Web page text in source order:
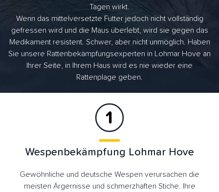
Tagen wirkt.
Wenn das mittelversetzte Futter jedoch nicht vollständig
gefressen wird und die Maus überlebt, wird sie gegen das
Medikament resistent. Schwer, aber nicht unmöglich. Haben
Sie unsere Rattenbekämpfungsexperten in Lohmar Hove an
Ihrer Seite, in Ihrem Haus wird es nie wieder eine
Rattenplage geben.
Wespenbekämpfung Lohmar Hove
Gewöhnliche und deutsche Wespen verursachen die
meisten Ärgernisse und schmerzhaften Stiche. Ihre